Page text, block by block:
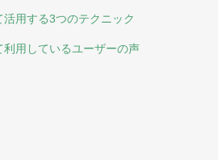
用する3つのテクニック
用しているユーザーの声